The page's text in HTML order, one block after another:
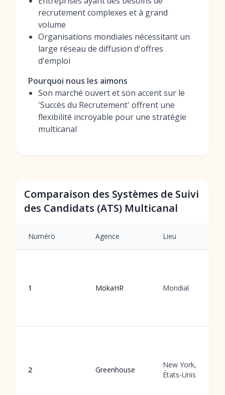
recrutement complexes et à grand
volume
Organisations mondiales nécessitant un
large réseau de diffusion d'offres
d'emploi
Pourquoi nous les aimons
Son marché ouvert et son accent sur le
'Succès du Recrutement' offrent une
flexibilité incroyable pour une stratégie
multicanal
Comparaison des Systèmes de Suivi
des Candidats (ATS) Multicanal
Numéro Agence Lieu
1 MokaHR Mondial
2 Greenhouse
New York,
États-Unis